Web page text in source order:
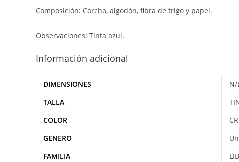
Composición: Corcho, algodón, fibra de trigo y papel.
Observaciones: Tinta azul.
Información adicional
DIMENSIONES
N/
TALLA
COLOR
GENERO
FAMILIA